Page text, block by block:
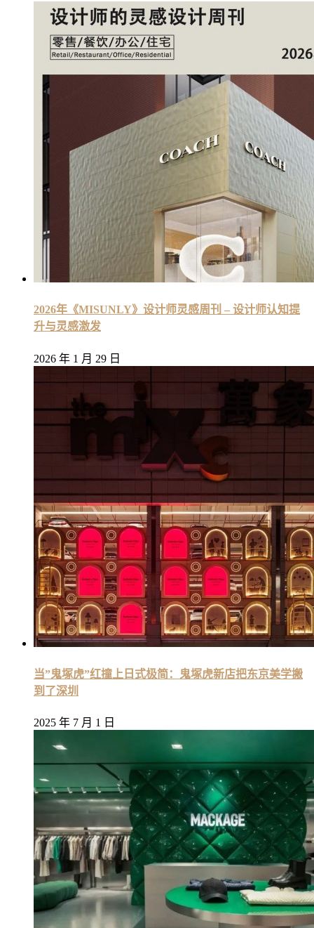
2026年《MISUNLY》设计师灵感周刊 – 设计师认知提
升与灵感激发
2026 年 1 月 29 日
当”鬼塚虎”红撞上日式极简：鬼塚虎新店把东京美学搬
到了深圳
2025 年 7 月 1 日